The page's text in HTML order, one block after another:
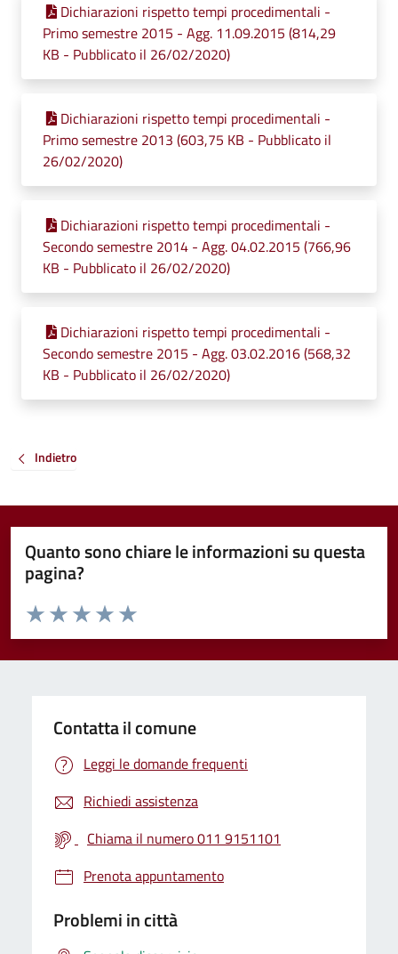
Dichiarazioni rispetto tempi procedimentali -
Primo semestre 2015 - Agg. 11.09.2015 (814,29
KB - Pubblicato il 26/02/2020)
Dichiarazioni rispetto tempi procedimentali -
Primo semestre 2013 (603,75 KB - Pubblicato il
26/02/2020)
Dichiarazioni rispetto tempi procedimentali -
Secondo semestre 2014 - Agg. 04.02.2015 (766,96
KB - Pubblicato il 26/02/2020)
Dichiarazioni rispetto tempi procedimentali -
Secondo semestre 2015 - Agg. 03.02.2016 (568,32
KB - Pubblicato il 26/02/2020)
Indietro
Quanto sono chiare le informazioni su questa
pagina?
Valuta da 1 a 5 stelle la pagina
Valuta 5 stelle su 5
Valuta 4 stelle su 5
Valuta 3 stelle su 5
Valuta 2 stelle su 5
Valuta 1 stelle su 5
Contatta il comune
Leggi le domande frequenti
Richiedi assistenza
Chiama il numero 011 9151101
Prenota appuntamento
Problemi in città